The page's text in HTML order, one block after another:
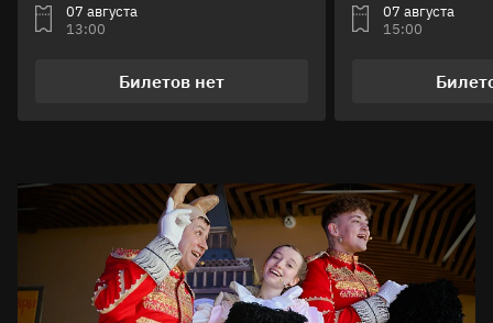
07 августа
13:00
Билетов нет
07 августа
15:00